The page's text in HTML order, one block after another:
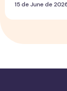
15 de June de